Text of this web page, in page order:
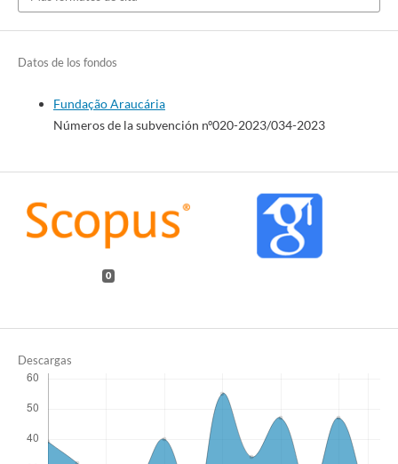
Datos de los fondos
Fundação Araucária
Números de la subvención nº020-2023/034-2023
0
Descargas